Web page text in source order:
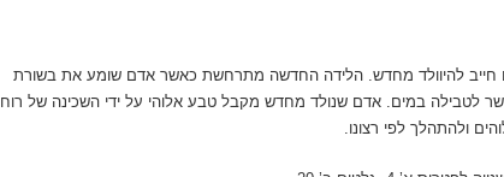
חייב להיוולד מחדש. הלידה החדשה מתרחשת כאשר אדם שומע את בשורת
לטבילה במים. אדם שנולד מחדש מקבל טבע אלוהי על ידי השכינה של רוח
ולהתהלך לפי רצונו.